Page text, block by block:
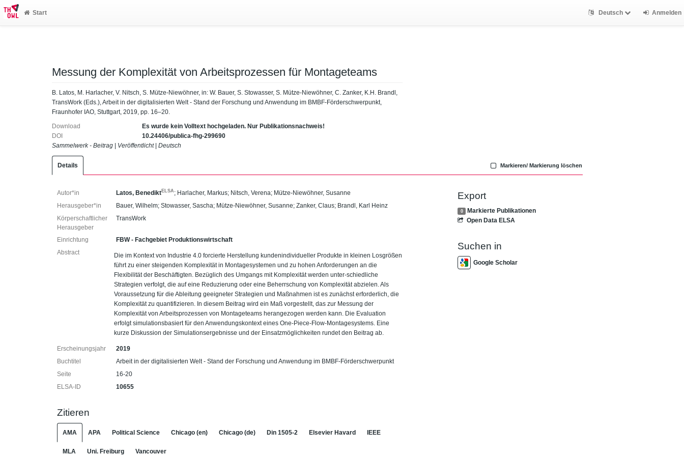
Start Deutsch Anmelden
Messung der Komplexität von Arbeitsprozessen für Montageteams
B. Latos, M. Harlacher, V. Nitsch, S. Mütze-Niewöhner, in: W. Bauer, S. Stowasser, S. Mütze-Niewöhner, C. Zanker, K.H. Brandl,
TransWork (Eds.), Arbeit in der digitalisierten Welt - Stand der Forschung und Anwendung im BMBF-Förderschwerpunkt,
Fraunhofer IAO, Stuttgart, 2019, pp. 16–20.
Download
Es wurde kein Volltext hochgeladen. Nur Publikationsnachweis!
DOI
10.24406/publica-fhg-299690
Sammelwerk - Beitrag
Veröffentlicht| Deutsch
Details Markieren/ Markierung löschen
Autor*in Latos, BenediktELSA ; Harlacher, Markus; Nitsch, Verena; Mütze-Niewöhner, Susanne
Herausgeber*in
Bauer, Wilhelm;Stowasser, Sascha; Mütze-Niewöhner, Susanne;Zanker, Claus; Brandl, Karl Heinz
Körperschaftlicher
Herausgeber
TransWork
Einrichtung
FBW - Fachgebiet Produktionswirtschaft
Abstract
Die im Kontext von Industrie 4.0 forcierte Herstellung kundenindividueller Produkte in kleinen Losgrößen
führt zu einer steigenden Komplexität in Montagesystemen und zu hohen Anforderungen an die
Flexibilität der Beschäftigten. Bezüglich des Umgangs mit Komplexität werden unter-schiedliche
Strategien verfolgt, die auf eine Reduzierung oder eine Beherrschung von Komplexität abzielen. Als
Voraussetzung für die Ableitung geeigneter Strategien und Maßnahmen ist es zunächst erforderlich, die
Komplexität zu quantifizieren. In diesem Beitrag wird ein Maß vorgestellt, das zur Messung der
Komplexität von Arbeitsprozessen von Montageteams herangezogen werden kann. Die Evaluation
erfolgt simulationsbasiert für den Anwendungskontext eines One-Piece-Flow-Montagesystems. Eine
kurze Diskussion der Simulationsergebnisse und der Einsatzmöglichkeiten rundet den Beitrag ab.
Erscheinungsjahr
2019
Buchtitel
Arbeit in der digitalisierten Welt - Stand der Forschung und Anwendung im BMBF-Förderschwerpunkt
Seite
16-20
ELSA-ID
10655
Zitieren
AMA APA Political Science Chicago (en) Chicago (de) Din 1505-2 Elsevier Havard IEEE
MLA Uni. Freiburg Vancouver
Export
0
Markierte Publikationen
Open Data ELSA
Suchen in
Google Scholar